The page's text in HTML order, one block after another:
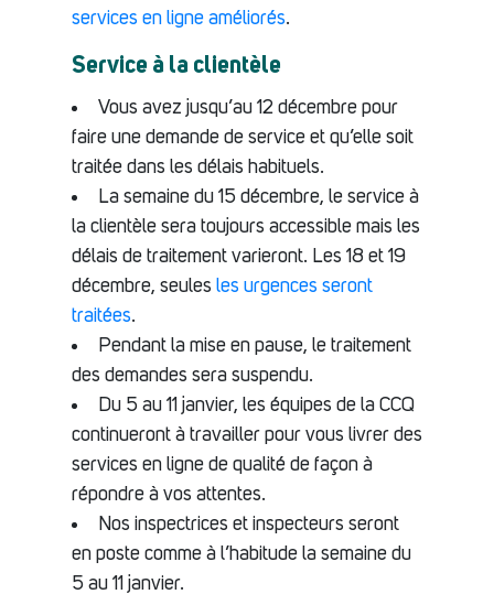
services en ligne améliorés.
Service à la clientèle
Vous avez jusqu’au 12 décembre pour
faire une demande de service et qu’elle soit
traitée dans les délais habituels.
La semaine du 15 décembre, le service à
la clientèle sera toujours accessible mais les
délais de traitement varieront. Les 18 et 19
décembre, seules les urgences seront
traitées.
Pendant la mise en pause, le traitement
des demandes sera suspendu.
Du 5 au 11 janvier, les équipes de la CCQ
continueront à travailler pour vous livrer des
services en ligne de qualité de façon à
répondre à vos attentes.
Nos inspectrices et inspecteurs seront
en poste comme à l’habitude la semaine du
5 au 11 janvier.